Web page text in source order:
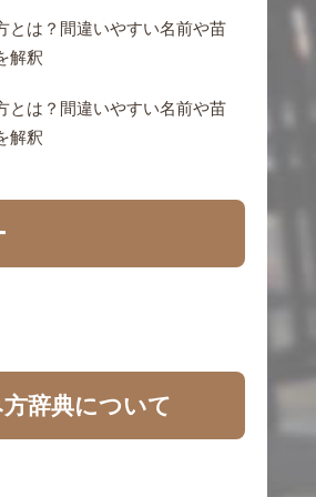
とは？間違いやすい名前や苗
解釈
とは？間違いやすい名前や苗
解釈
辞典について